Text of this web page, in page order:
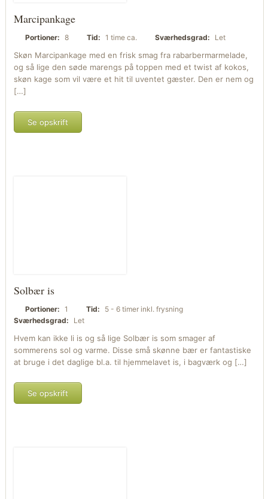
Marcipankage
Portioner: 8 Tid: 1 time ca. Sværhedsgrad: Let
Skøn Marcipankage med en frisk smag fra rabarbermarmelade,
og så lige den søde marengs på toppen med et twist af kokos,
skøn kage som vil være et hit til uventet gæster. Den er nem og
[…]
Se opskrift
Solbær is
Portioner: 1 Tid:
5 - 6 timer inkl. frysning
Sværhedsgrad:
Let
Hvem kan ikke li is og så lige Solbær is som smager af
sommerens sol og varme. Disse små skønne bær er fantastiske
at bruge i det daglige bl.a. til hjemmelavet is, i bagværk og […]
Se opskrift